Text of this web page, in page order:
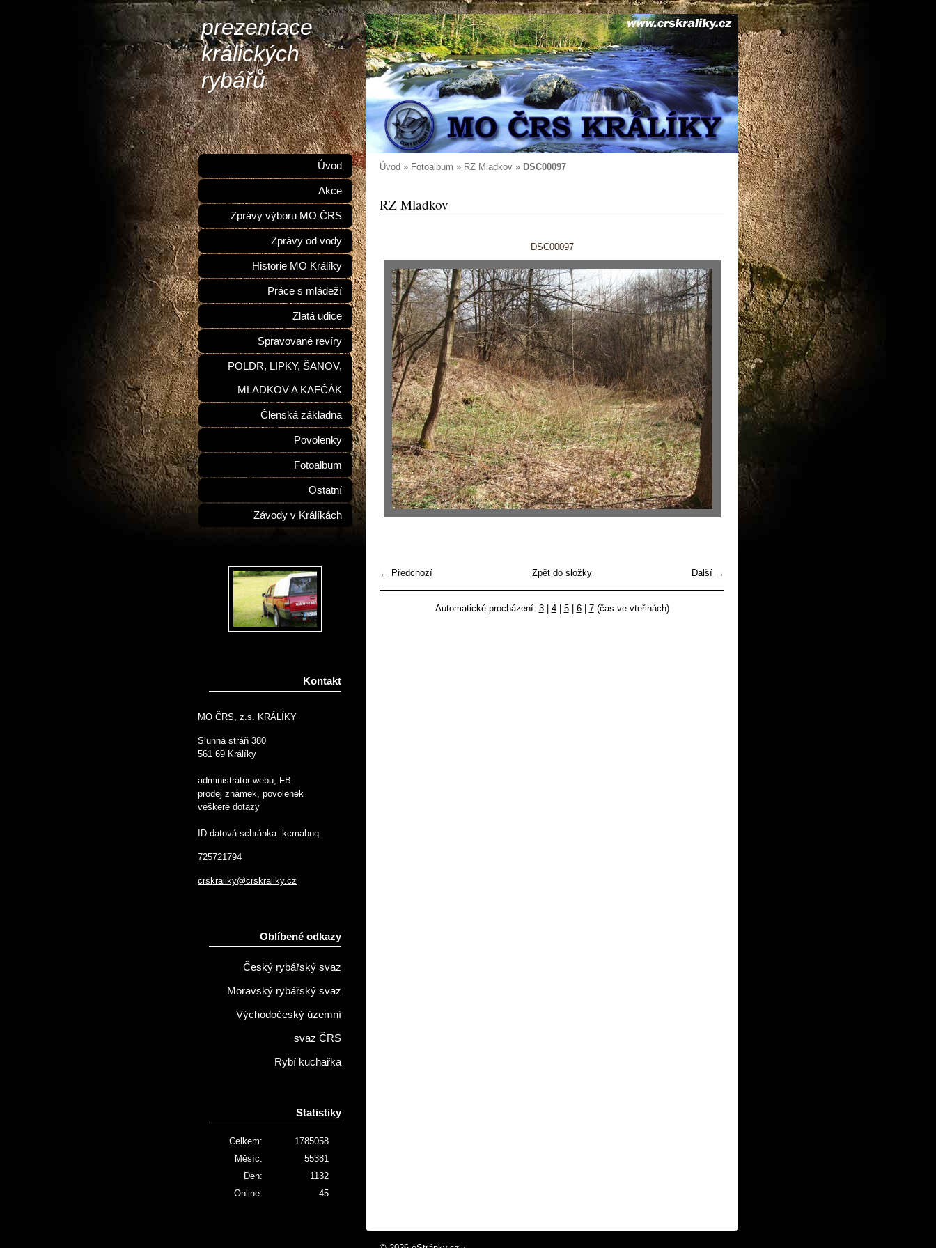
prezentace
králických
rybářů
Úvod » Fotoalbum » RZ Mladkov » DSC00097
RZ Mladkov
DSC00097
← Předchozí Další →
Zpět do složky
Automatické procházení: 3| 4| 5| 6| 7(čas ve vteřinách)
Úvod
Akce
Zprávy výboru MO ČRS
Zprávy od vody
Historie MO Králíky
Práce s mládeží
Zlatá udice
Spravované revíry
POLDR, LIPKY, ŠANOV,
MLADKOV A KAFČÁK
Členská základna
Povolenky
Fotoalbum
Ostatní
Závody v Králíkách
Kontakt
MO ČRS, z.s. KRÁLÍKY
Slunná stráň 380
561 69 Králíky
administrátor webu, FB
prodej známek, povolenek
veškeré dotazy
ID datová schránka: kcmabnq
725721794
crskraliky@crskraliky.cz
Oblíbené odkazy
Český rybářský svaz
Moravský rybářský svaz
Východočeský územní
svaz ČRS
Rybí kuchařka
Statistiky
Online: 45
Celkem:
1785058
Měsíc:
55381
Den:
1132